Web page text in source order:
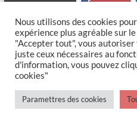
Copyright © 2026Club Canin de
Spaciousby ThemeGrill.
Nous utilisons des cookies
expérience plus agréable sur
"Accepter tout", vous
juste ceux nécessaires au
d'information, vous pouvez
cookies"
Paramettres des cookies